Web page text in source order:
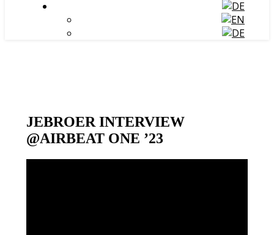
JEBROER INTERVIEW
@AIRBEAT ONE ’23